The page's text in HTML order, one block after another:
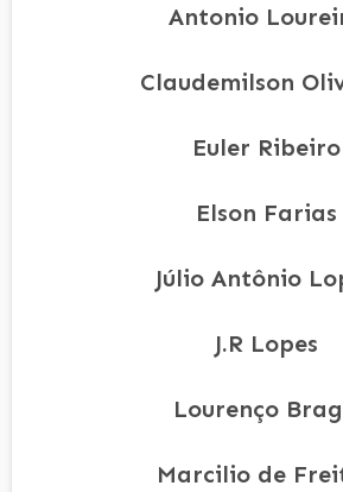
Antonio
Claudemilson
Euler Ribeiro
Elson Farias
Júlio Antônio
J.R Lopes
Lourenço
Marcilio de